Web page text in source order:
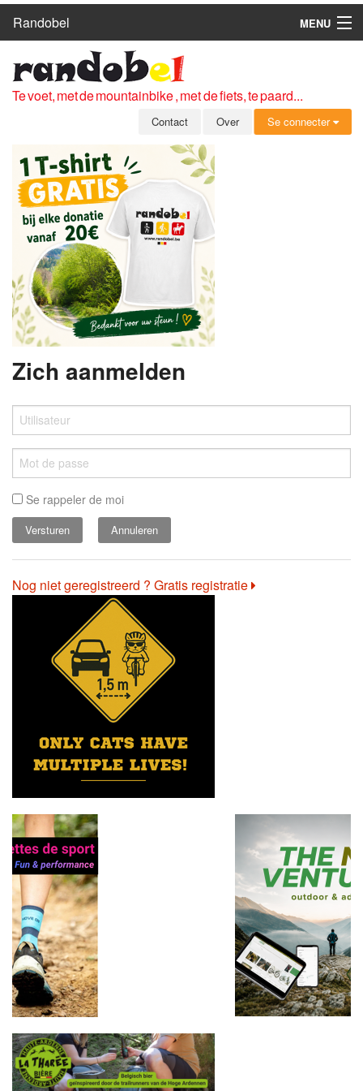
Randobel
MENU
ROUTES
CLUBS
OVER
LEDEN
ZICH AANMELDEN
GRATIS REGISTRATIE
WACHTWOORD VERGETEN
Te voet, met de mountainbike , met de fiets, te paard...
Contact Over Se connecter
Zich aanmelden
Se rappeler de moi
Annuleren
Nog niet geregistreerd ? Gratis registratie